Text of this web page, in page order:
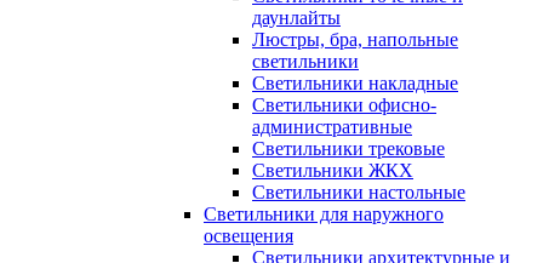
даунлайты
Люстры, бра, напольные
светильники
Светильники накладные
Светильники офисно-
административные
Светильники трековые
Светильники ЖКХ
Светильники настольные
Светильники для наружного
освещения
Светильники архитектурные и